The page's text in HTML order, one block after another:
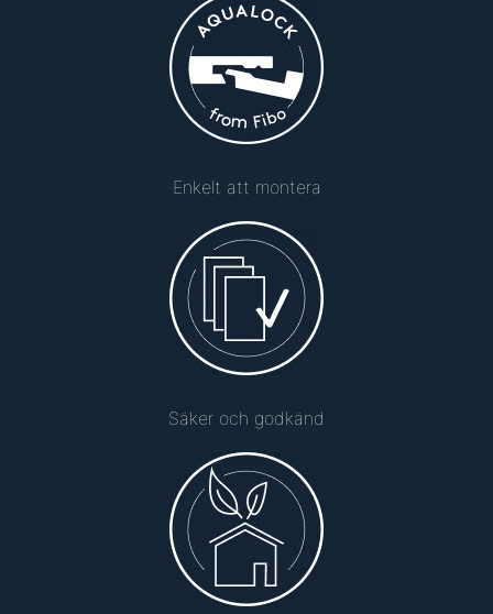
Enkelt att montera
Säker och godkänd